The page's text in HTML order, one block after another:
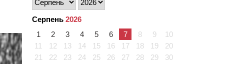
Серпень 2026
1
2 3 4 5 6 7 8 9
10
11
12 13 14 15 16 17 18 19
20
21
22 23 24 25 26 27 28 29
30